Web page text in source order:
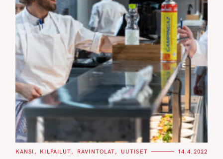
C
KANSI KILPAILUT RAVINTOLAT UUTISET 14.4.2022